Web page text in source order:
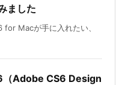
ました
Macが手に入れたい、
Adobe CS6 Design